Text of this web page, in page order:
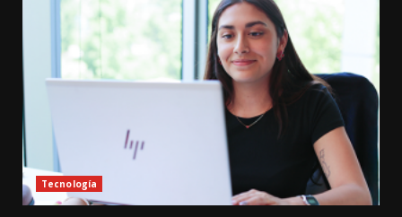
Tecnología